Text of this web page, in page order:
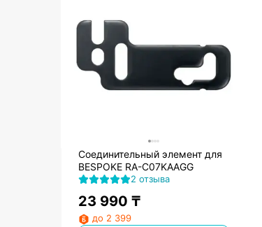
Соединительный элемент для
BESPOKE RA-C07KAAGG
2 отзыва
23 990 ₸
до 2 399